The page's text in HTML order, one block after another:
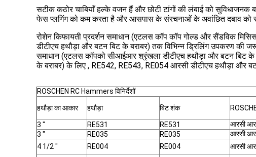
सटीक कठोर चाबियाँ हल्के वजन हैं और छोटी टांगों की लंबाई को
फेस प्लगिंग को कम करता है और आसपास के संरचनाओं के अवांछित दबाव को
रोशेन किफायती प्रदर्शन समाधान (एटलस कॉप कॉप गोल्ड और सैंडविक
डीटीएच हथौड़ा और बटन बिट के बराबर) तक विभिन्न ड्रिलिंग उपकरण
समाधान (एटलस कॉपको सीआईआर श्रृंखला डीटीएच हथौड़ा और बटन बिट
के बराबर) के लिए , RE542, RE543, RE054 आरसी डीटीएच हथौड़ा और
ROSCHEN RC Hammers विनिर्देशों
हथौड़ा का आकार हथौड़ा बिट शंक
3 " RE531 RE531 आरसी
3 "
RE035 RE035 आरसी
4 1/2 "
RE004 RE004 आरसी